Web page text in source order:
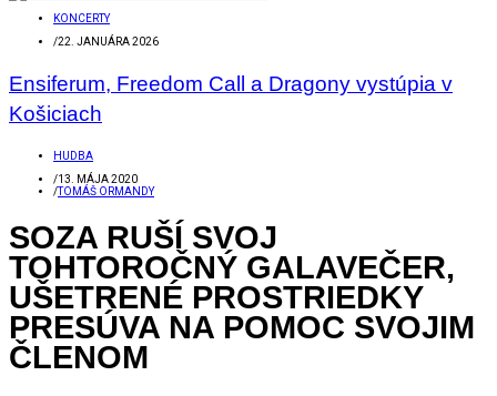
KONCERTY
/22. JANUÁRA 2026
Ensiferum, Freedom Call a Dragony vystúpia v
Košiciach
HUDBA
/13. MÁJA 2020
/TOMÁŠ ORMANDY
SOZA RUŠÍ SVOJ
TOHTOROČNÝ GALAVEČER,
UŠETRENÉ PROSTRIEDKY
PRESÚVA NA POMOC SVOJIM
ČLENOM